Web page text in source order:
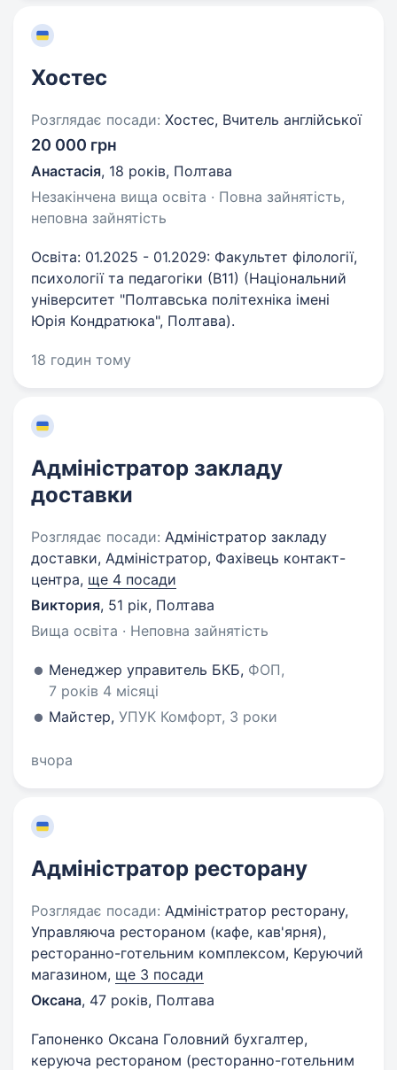
Хостес
Розглядає посади: Хостес, Вчитель англійської
20 000 грн
Анастасія, 18 років, Полтава
Незакінчена вища освіта · Повна зайнятість,
неповна зайнятість
Освіта: 01.2025 - 01.2029: Факультет філології,
психології та педагогіки (В11) (Національний
університет "Полтавська політехніка імені
Юрія Кондратюка", Полтава).
18 годин тому
Адміністратор закладу
доставки
Розглядає посади: Адміністратор закладу
доставки, Адміністратор, Фахівець контакт-
центра, ще 4 посади
Виктория, 51 рік, Полтава
Вища освіта · Неповна зайнятість
Менеджер управитель БКБ, ФОП,
7 років 4 місяці
Майстер, УПУК Комфорт, 3 роки
вчора
Адміністратор ресторану
Розглядає посади: Адміністратор ресторану,
Управляюча рестораном (кафе, кав'ярня),
ресторанно-готельним комплексом, Керуючий
магазином, ще 3 посади
Оксана, 47 років, Полтава
Гапоненко Оксана Головний бухгалтер,
керуюча рестораном (ресторанно-готельним